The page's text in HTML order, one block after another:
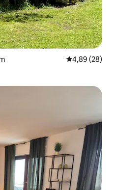
Évaluation
4,89 (28)